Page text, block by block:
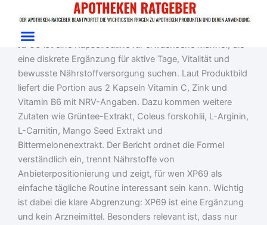
Inhalt
springen
Erwachsenenprobleme/ XP69
XP69 im Test: Männer-Routine einordnen
XP69 ist eine Kapselroutine für erwachsene Männer, die
eine diskrete Ergänzung für aktive Tage, Vitalität und
bewusste Nährstoffversorgung suchen. Laut Produktbild
liefert die Portion aus 2 Kapseln Vitamin C, Zink und
Vitamin B6 mit NRV-Angaben. Dazu kommen weitere
Zutaten wie Grüntee-Extrakt, Coleus forskohlii, L-Arginin,
L-Carnitin, Mango Seed Extrakt und
Bittermelonenextrakt. Der Bericht ordnet die Formel
verständlich ein, trennt Nährstoffe von
Anbieterpositionierung und zeigt, für wen XP69 als
einfache tägliche Routine interessant sein kann. Wichtig
ist dabei die klare Abgrenzung: XP69 ist eine Ergänzung
und kein Arzneimittel. Besonders relevant ist, dass nur